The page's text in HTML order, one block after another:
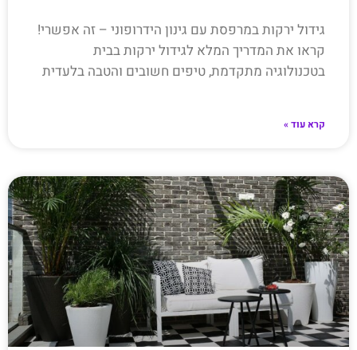
גידול ירקות במרפסת עם גינון הידרופוני – זה אפשרי!
קראו את המדריך המלא לגידול ירקות בבית
בטכנולוגיה מתקדמת, טיפים חשובים והטבה בלעדית
קרא עוד »